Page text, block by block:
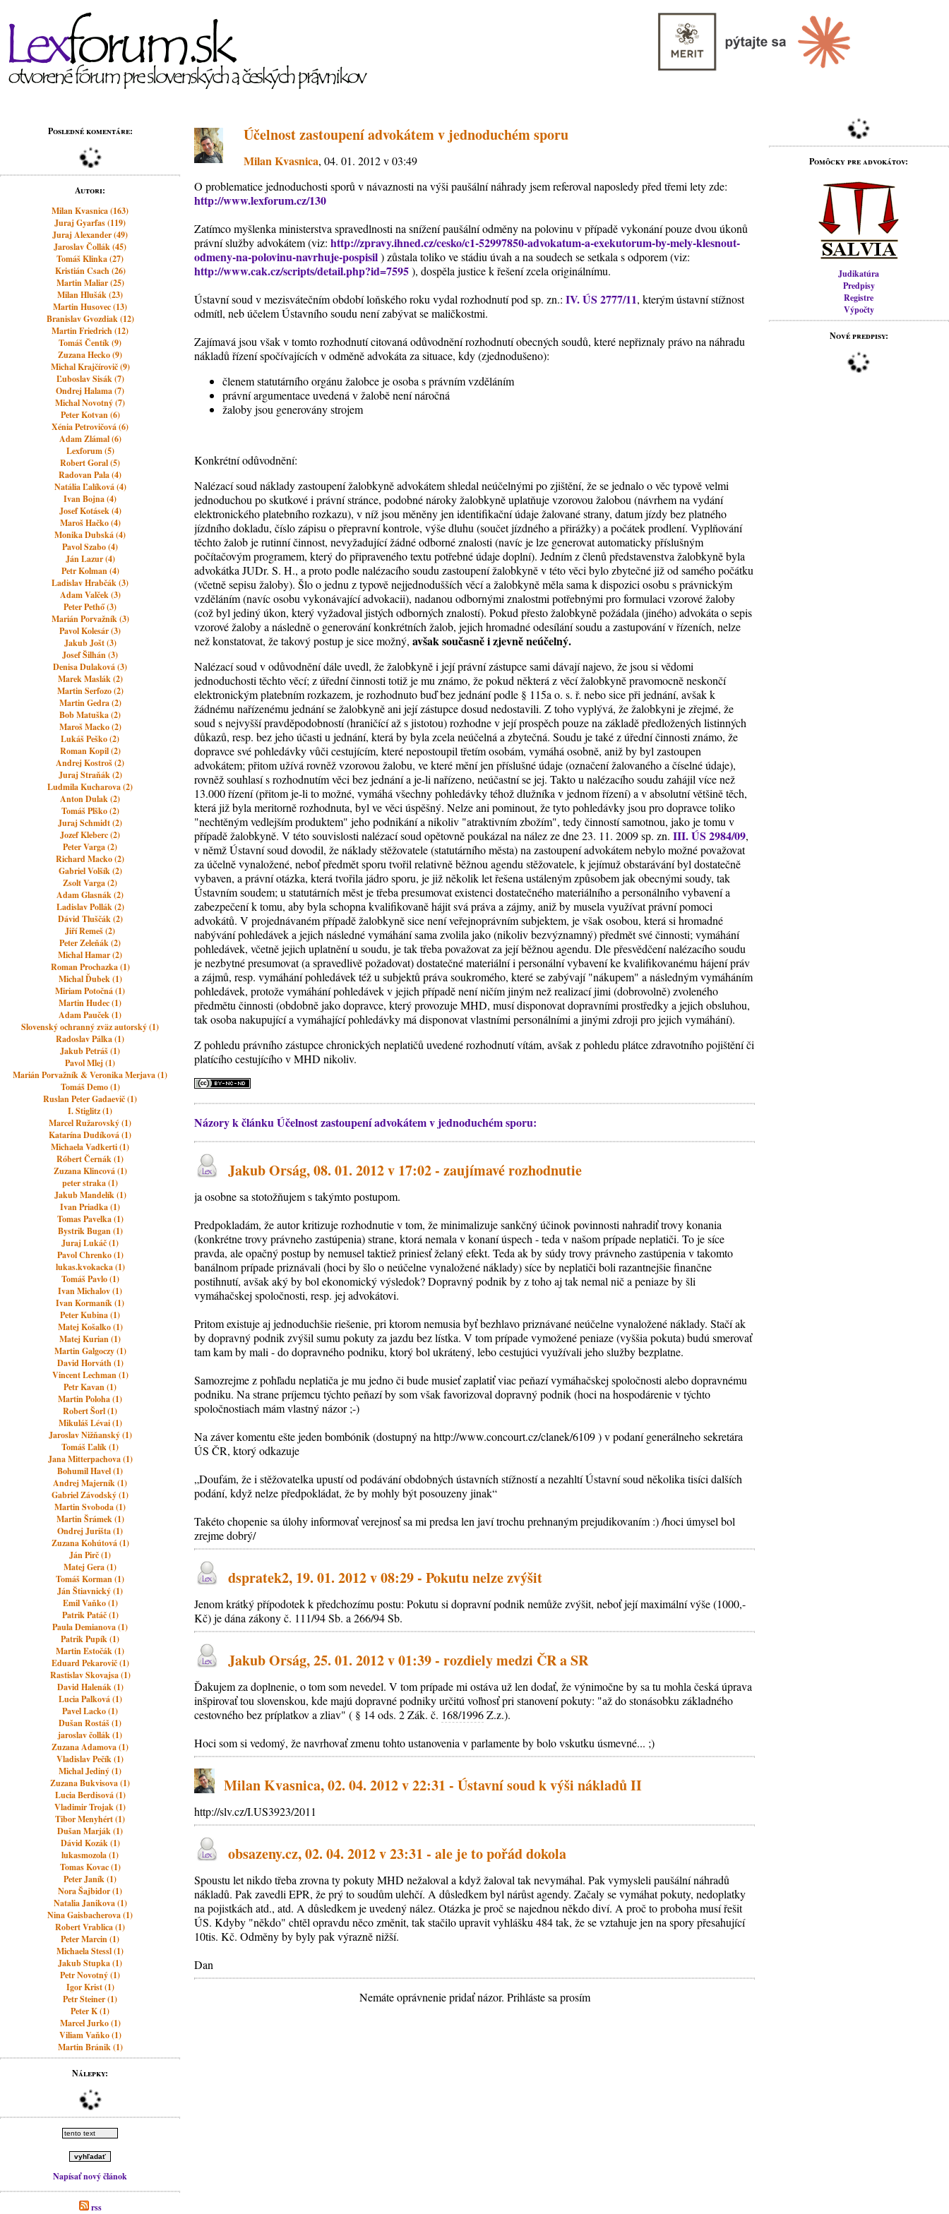
Posledné komentáre:
Autori:
Milan Kvasnica (163)
Juraj Gyarfas (119)
Juraj Alexander (49)
Jaroslav Čollák (45)
Tomáš Klinka (27)
Kristián Csach (26)
Martin Maliar (25)
Milan Hlušák (23)
Martin Husovec (13)
Branislav Gvozdiak (12)
Martin Friedrich (12)
Tomáš Čentík (9)
Zuzana Hecko (9)
Michal Krajčírovič (9)
Ľuboslav Sisák (7)
Ondrej Halama (7)
Michal Novotný (7)
Peter Kotvan (6)
Xénia Petrovičová (6)
Adam Zlámal (6)
Lexforum (5)
Robert Goral (5)
Radovan Pala (4)
Natália Ľalíková (4)
Ivan Bojna (4)
Josef Kotásek (4)
Maroš Hačko (4)
Monika Dubská (4)
Pavol Szabo (4)
Ján Lazur (4)
Petr Kolman (4)
Ladislav Hrabčák (3)
Adam Valček (3)
Peter Pethő (3)
Marián Porvažník (3)
Pavol Kolesár (3)
Jakub Jošt (3)
Josef Šilhán (3)
Denisa Dulaková (3)
Marek Maslák (2)
Martin Serfozo (2)
Martin Gedra (2)
Bob Matuška (2)
Maroš Macko (2)
Lukáš Peško (2)
Roman Kopil (2)
Andrej Kostroš (2)
Juraj Straňák (2)
Ludmila Kucharova (2)
Anton Dulak (2)
Tomáš Plško (2)
Juraj Schmidt (2)
Jozef Kleberc (2)
Peter Varga (2)
Richard Macko (2)
Gabriel Volšík (2)
Zsolt Varga (2)
Adam Glasnák (2)
Ladislav Pollák (2)
Dávid Tluščák (2)
Jiří Remeš (2)
Peter Zeleňák (2)
Michal Hamar (2)
Roman Prochazka (1)
Michal Ďubek (1)
Miriam Potočná (1)
Martin Hudec (1)
Adam Pauček (1)
Slovenský ochranný zväz autorský (1)
Radoslav Pálka (1)
Jakub Petráš (1)
Pavol Mlej (1)
Marián Porvažník & Veronika Merjava (1)
Tomáš Demo (1)
Ruslan Peter Gadaevič (1)
I. Stiglitz (1)
Marcel Ružarovský (1)
Katarína Dudíková (1)
Michaela Vadkerti (1)
Róbert Černák (1)
Zuzana Klincová (1)
peter straka (1)
Jakub Mandelík (1)
Ivan Priadka (1)
Tomas Pavelka (1)
Bystrik Bugan (1)
Juraj Lukáč (1)
Pavol Chrenko (1)
lukas.kvokacka (1)
Tomáš Pavlo (1)
Ivan Michalov (1)
Ivan Kormaník (1)
Peter Kubina (1)
Matej Košalko (1)
Matej Kurian (1)
Martin Galgoczy (1)
David Horváth (1)
Vincent Lechman (1)
Petr Kavan (1)
Martin Poloha (1)
Robert Šorl (1)
Mikuláš Lévai (1)
Jaroslav Nižňanský (1)
Tomáš Ľalík (1)
Jana Mitterpachova (1)
Bohumil Havel (1)
Andrej Majerník (1)
Gabriel Závodský (1)
Martin Svoboda (1)
Martin Šrámek (1)
Ondrej Jurišta (1)
Zuzana Kohútová (1)
Ján Pirč (1)
Matej Gera (1)
Tomáš Korman (1)
Ján Štiavnický (1)
Emil Vaňko (1)
Patrik Patáč (1)
Paula Demianova (1)
Patrik Pupík (1)
Martin Estočák (1)
Eduard Pekarovič (1)
Rastislav Skovajsa (1)
David Halenák (1)
Lucia Palková (1)
Pavel Lacko (1)
Dušan Rostáš (1)
jaroslav čollák (1)
Zuzana Adamova (1)
Vladislav Pečík (1)
Michal Jediný (1)
Zuzana Bukvisova (1)
Lucia Berdisová (1)
Vladimir Trojak (1)
Tibor Menyhért (1)
Dušan Marják (1)
Dávid Kozák (1)
lukasmozola (1)
Tomas Kovac (1)
Peter Janík (1)
Nora Šajbidor (1)
Natalia Janikova (1)
Nina Gaisbacherova (1)
Robert Vrablica (1)
Peter Marcin (1)
Michaela Stessl (1)
Jakub Stupka (1)
Petr Novotný (1)
Igor Krist (1)
Petr Steiner (1)
Peter K (1)
Marcel Jurko (1)
Viliam Vaňko (1)
Martin Bránik (1)
Nálepky:
Napísať nový článok
rss
Pomôcky pre advokátov:
Judikatúra
Predpisy
Registre
Výpočty
Nové predpisy:
Účelnost zastoupení advokátem v jednoduchém sporu
Milan Kvasnica, 04. 01. 2012 v 03:49
O problematice jednoduchosti sporů v návaznosti na výši paušální náhrady jsem referoval naposledy před třemi lety zde:
http://www.lexforum.cz/130
Zatímco myšlenka ministerstva spravedlnosti na snížení paušální odměny na polovinu v případě vykonání pouze dvou úkonů
právní služby advokátem (viz:http://zpravy.ihned.cz/cesko/c1-52997850-advokatum-a-exekutorum-by-mely-klesnout-
odmeny-na-polovinu-navrhuje-pospisil) zůstala toliko ve stádiu úvah a na soudech se setkala s odporem (viz:
http://www.cak.cz/scripts/detail.php?id=7595), dospěla justice k řešení zcela originálnímu.
Ústavní soud v mezisvátečním období loňského roku vydal rozhodnutí pod sp. zn.:IV. ÚS 2777/11, kterým ústavní stížnost
odmítl, neb účelem Ústavního soudu není zabývat se maličkostmi.
Zajímavá jsou však v tomto rozhodnutí citovaná odůvodnění rozhodnutí obecných soudů, které nepřiznaly právo na náhradu
nákladů řízení spočívajících v odměně advokáta za situace, kdy (zjednodušeno):
členem statutárního orgánu žalobce je osoba s právním vzděláním
právní argumentace uvedená v žalobě není náročná
žaloby jsou generovány strojem
Konkrétní odůvodnění:
Nalézací soud náklady zastoupení žalobkyně advokátem shledal neúčelnými po zjištění, že se jednalo o věc typově velmi
jednoduchou po skutkové i právní stránce, podobné nároky žalobkyně uplatňuje vzorovou žalobou (návrhem na vydání
elektronického platebního rozkazu), v níž jsou měněny jen identifikační údaje žalované strany, datum jízdy bez platného
jízdního dokladu, číslo zápisu o přepravní kontrole, výše dluhu (součet jízdného a přirážky) a počátek prodlení. Vyplňování
těchto žalob je rutinní činnost, nevyžadující žádné odborné znalosti (navíc je lze generovat automaticky příslušným
počítačovým programem, který do připraveného textu potřebné údaje doplní). Jedním z členů představenstva žalobkyně byla
advokátka JUDr. S. H., a proto podle nalézacího soudu zastoupení žalobkyně v této věci bylo zbytečné již od samého počátku
(včetně sepisu žaloby). Šlo o jednu z typově nejjednodušších věcí a žalobkyně měla sama k dispozici osobu s právnickým
vzděláním (navíc osobu vykonávající advokacii), nadanou odbornými znalostmi potřebnými pro formulaci vzorové žaloby
(což byl jediný úkon, který vyžadoval jistých odborných znalostí). Pokud přesto žalobkyně požádala (jiného) advokáta o sepis
vzorové žaloby a následně o generování konkrétních žalob, jejich hromadné odesílání soudu a zastupování v řízeních, nelze
než konstatovat, že takový postup je sice možný,avšak současně i zjevně neúčelný.
Nalézací soud v odůvodnění dále uvedl, že žalobkyně i její právní zástupce sami dávají najevo, že jsou si vědomi
jednoduchosti těchto věcí; z úřední činnosti totiž je mu známo, že pokud některá z věcí žalobkyně pravomocně neskončí
elektronickým platebním rozkazem, je rozhodnuto buď bez jednání podle § 115a o. s. ř. nebo sice při jednání, avšak k
žádnému nařízenému jednání se žalobkyně ani její zástupce dosud nedostavili. Z toho vyplývá, že žalobkyni je zřejmé, že
soud s nejvyšší pravděpodobností (hraničící až s jistotou) rozhodne v její prospěch pouze na základě předložených listinných
důkazů, resp. bez jeho účasti u jednání, která by byla zcela neúčelná a zbytečná. Soudu je také z úřední činnosti známo, že
dopravce své pohledávky vůči cestujícím, které nepostoupil třetím osobám, vymáhá osobně, aniž by byl zastoupen
advokátem; přitom užívá rovněž vzorovou žalobu, ve které mění jen příslušné údaje (označení žalovaného a číselné údaje),
rovněž souhlasí s rozhodnutím věci bez jednání a je-li nařízeno, neúčastní se jej. Takto u nalézacího soudu zahájil více než
13.000 řízení (přitom je-li to možné, vymáhá všechny pohledávky téhož dlužníka v jednom řízení) a v absolutní většině těch,
která již byla meritorně rozhodnuta, byl ve věci úspěšný. Nelze ani pominout, že tyto pohledávky jsou pro dopravce toliko
"nechtěným vedlejším produktem" jeho podnikání a nikoliv "atraktivním zbožím", tedy činností samotnou, jako je tomu v
případě žalobkyně. V této souvislosti nalézací soud opětovně poukázal na nález ze dne 23. 11. 2009 sp. zn.III. ÚS 2984/09,
v němž Ústavní soud dovodil, že náklady stěžovatele (statutárního města) na zastoupení advokátem nebylo možné považovat
za účelně vynaložené, neboť předmět sporu tvořil relativně běžnou agendu stěžovatele, k jejímuž obstarávání byl dostatečně
vybaven, a právní otázka, která tvořila jádro sporu, je již několik let řešena ustáleným způsobem jak obecnými soudy, tak
Ústavním soudem; u statutárních měst je třeba presumovat existenci dostatečného materiálního a personálního vybavení a
zabezpečení k tomu, aby byla schopna kvalifikovaně hájit svá práva a zájmy, aniž by musela využívat právní pomoci
advokátů. V projednávaném případě žalobkyně sice není veřejnoprávním subjektem, je však osobou, která si hromadné
nabývání pohledávek a jejich následné vymáhání sama zvolila jako (nikoliv bezvýznamný) předmět své činnosti; vymáhání
pohledávek, včetně jejich uplatnění u soudu, je tak třeba považovat za její běžnou agendu. Dle přesvědčení nalézacího soudu
je nezbytné presumovat (a spravedlivě požadovat) dostatečné materiální i personální vybavení ke kvalifikovanému hájení práv
a zájmů, resp. vymáhání pohledávek též u subjektů práva soukromého, které se zabývají "nákupem" a následným vymáháním
pohledávek, protože vymáhání pohledávek v jejich případě není ničím jiným než realizací jimi (dobrovolně) zvoleného
předmětu činnosti (obdobně jako dopravce, který provozuje MHD, musí disponovat dopravními prostředky a jejich obsluhou,
tak osoba nakupující a vymáhající pohledávky má disponovat vlastními personálními a jinými zdroji pro jejich vymáhání).
Z pohledu právního zástupce chronických neplatičů uvedené rozhodnutí vítám, avšak z pohledu plátce zdravotního pojištění či
platícího cestujícího v MHD nikoliv.
Názory k článku Účelnost zastoupení advokátem v jednoduchém sporu:
Jakub Orság, 08. 01. 2012 v 17:02 - zaujímavé rozhodnutie
ja osobne sa stotožňujem s takýmto postupom.
Predpokladám, že autor kritizuje rozhodnutie v tom, že minimalizuje sankčný účinok povinnosti nahradiť trovy konania
(konkrétne trovy právneho zastúpenia) strane, ktorá nemala v konaní úspech - teda v našom prípade neplatiči. To je síce
pravda, ale opačný postup by nemusel taktiež priniesť želaný efekt. Teda ak by súdy trovy právneho zastúpenia v takomto
banálnom prípade priznávali (hoci by šlo o neúčelne vynaložené náklady) síce by neplatiči boli razantnejšie finančne
postihnutí, avšak aký by bol ekonomický výsledok? Dopravný podnik by z toho aj tak nemal nič a peniaze by šli
vymáhačskej spoločnosti, resp. jej advokátovi.
Pritom existuje aj jednoduchšie riešenie, pri ktorom nemusia byť bezhlavo priznávané neúčelne vynaložené náklady. Stačí ak
by dopravný podnik zvýšil sumu pokuty za jazdu bez lístka. V tom prípade vymožené peniaze (vyššia pokuta) budú smerovať
tam kam by mali - do dopravného podniku, ktorý bol ukrátený, lebo cestujúci využívali jeho služby bezplatne.
Samozrejme z pohľadu neplatiča je mu jedno či bude musieť zaplatiť viac peňazí vymáhačskej spoločnosti alebo dopravnému
podniku. Na strane príjemcu týchto peňazí by som však favorizoval dopravný podnik (hoci na hospodárenie v týchto
spoločnostiach mám vlastný názor ;-)
Na záver komentu ešte jeden bombónik (dostupný na http://www.concourt.cz/clanek/6109 ) v podaní generálneho sekretára
ÚS ČR, ktorý odkazuje
„Doufám, že i stěžovatelka upustí od podávání obdobných ústavních stížností a nezahltí Ústavní soud několika tisíci dalších
podání, když nelze předpokládat, že by mohly být posouzeny jinak“
Takéto chopenie sa úlohy informovať verejnosť sa mi predsa len javí trochu prehnaným prejudikovaním :) /hoci úmysel bol
zrejme dobrý/
dspratek2, 19. 01. 2012 v 08:29 - Pokutu nelze zvýšit
Jenom krátký přípodotek k předchozímu postu: Pokutu si dopravní podnik nemůže zvýšit, neboť její maximální výše (1000,-
Kč) je dána zákony č. 111/94 Sb. a 266/94 Sb.
Jakub Orság, 25. 01. 2012 v 01:39 - rozdiely medzi ČR a SR
Ďakujem za doplnenie, o tom som nevedel. V tom prípade mi ostáva už len dodať, že výnimočne by sa tu mohla česká úprava
inšpirovať tou slovenskou, kde majú dopravné podniky určitú voľnosť pri stanovení pokuty: "až do stonásobku základného
cestovného bez príplatkov a zliav" ( § 14 ods. 2 Zák. č. 168/1996Z.z.).
Hoci som si vedomý, že navrhovať zmenu tohto ustanovenia v parlamente by bolo vskutku úsmevné... ;)
Milan Kvasnica, 02. 04. 2012 v 22:31 - Ústavní soud k výši nákladů II
http://slv.cz/I.US3923/2011
obsazeny.cz, 02. 04. 2012 v 23:31 - ale je to pořád dokola
Spoustu let nikdo třeba zrovna ty pokuty MHD nežaloval a když žaloval tak nevymáhal. Pak vymysleli paušální náhradů
nákladů. Pak zavedli EPR, že prý to soudům ulehčí. A důsledkem byl nárůst agendy. Začaly se vymáhat pokuty, nedoplatky
na pojistkách atd., atd. A důsledkem je uvedený nález. Otázka je proč se najednou někdo diví. A proč to proboha musí řešit
ÚS. Kdyby "někdo" chtěl opravdu něco změnit, tak stačilo upravit vyhlášku 484 tak, že se vztahuje jen na spory přesahující
10tis. Kč. Odměny by byly pak výrazně nižší.
Dan
Nemáte oprávnenie pridať názor. Prihláste sa prosím